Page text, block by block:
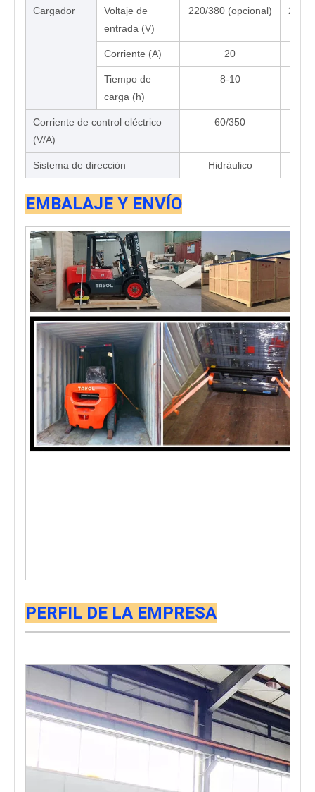
Cargador
Voltaje de
entrada (V)
220/380 (opcional) 220/
Corriente (A) 20
Tiempo de
carga (h)
8-10
Corriente de control eléctrico
(V/A)
60/350
Sistema de dirección Hidráulico
EMBALAJE Y ENVÍO
PERFIL DE LA EMPRESA